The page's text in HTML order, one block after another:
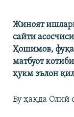
Жиноят
сайти
Ҳошимов,
матбуот
ҳукм эълон
Бу ҳақда Олий